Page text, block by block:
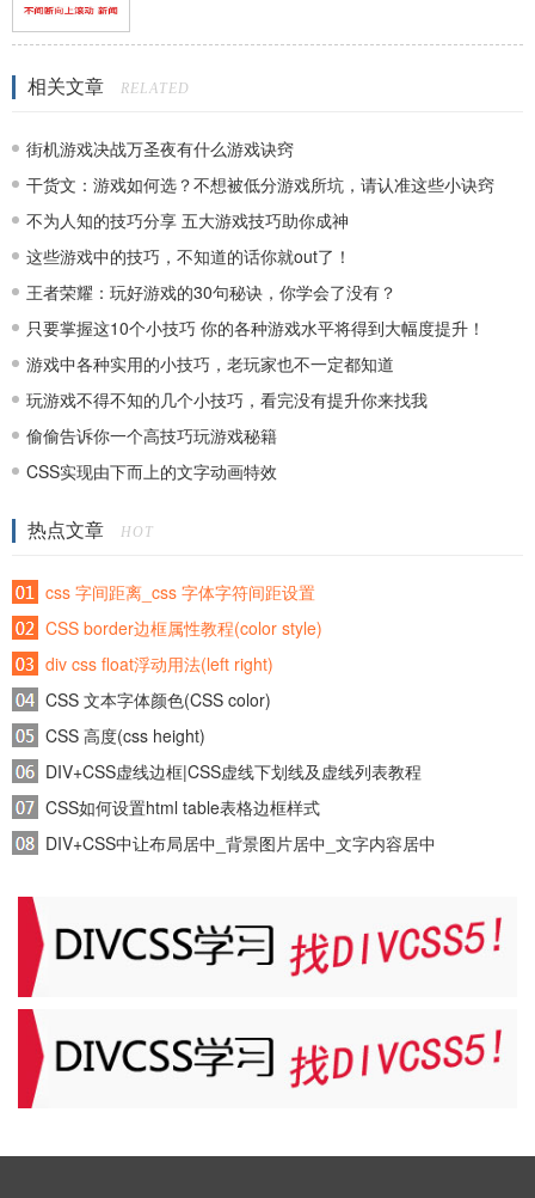
相关文章 RELATED
街机游戏决战万圣夜有什么游戏诀窍
干货文：游戏如何选？不想被低分游戏所坑，请认准这些小诀窍
不为人知的技巧分享 五大游戏技巧助你成神
这些游戏中的技巧，不知道的话你就out了！
王者荣耀：玩好游戏的30句秘诀，你学会了没有？
只要掌握这10个小技巧 你的各种游戏水平将得到大幅度提升！
游戏中各种实用的小技巧，老玩家也不一定都知道
玩游戏不得不知的几个小技巧，看完没有提升你来找我
偷偷告诉你一个高技巧玩游戏秘籍
CSS实现由下而上的文字动画特效
热点文章 HOT
css 字间距离_css 字体字符间距设置
CSS border边框属性教程(color style)
div css float浮动用法(left right)
CSS 文本字体颜色(CSS color)
CSS 高度(css height)
DIV+CSS虚线边框|CSS虚线下划线及虚线列表教程
CSS如何设置html table表格边框样式
DIV+CSS中让布局居中_背景图片居中_文字内容居中